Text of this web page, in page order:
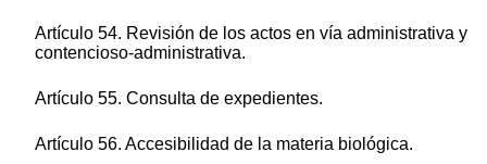
Artículo 54. Revisión de los actos en vía administrativa y
contencioso-administrativa.
Artículo 55. Consulta de expedientes.
Artículo 56. Accesibilidad de la materia biológica.